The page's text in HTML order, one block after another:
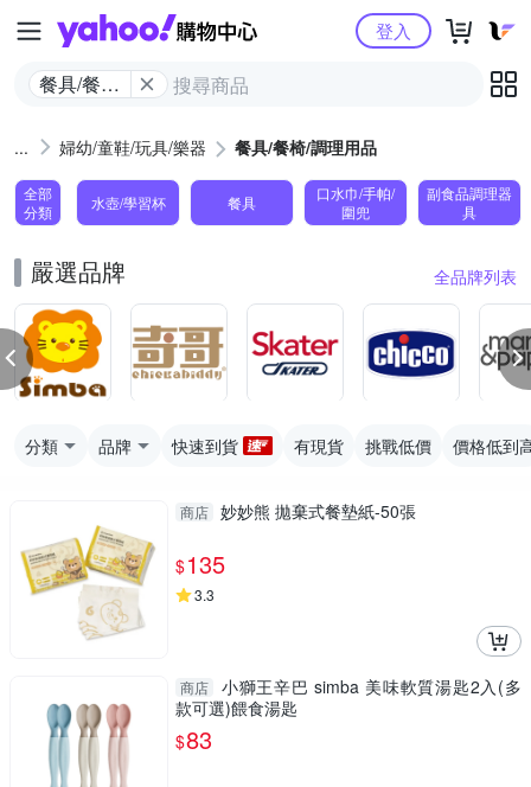
Yahoo購物中心
餐具/餐椅/
登入
婦幼/童鞋/玩具/樂器 餐具/餐椅/調理用品
全部
分類
水壺/學習杯 餐具
口水巾/手帕/
圍兜
副食品調理器
具
嚴選品牌 全品牌列表
分類 品牌 快速到貨 有現貨 挑戰低價 價格低到
商店 妙妙熊 拋棄式餐墊紙-50張
$135
3.3
商店
小獅王辛巴 simba 美味軟質湯匙2入(多
款可選)餵食湯匙
$83